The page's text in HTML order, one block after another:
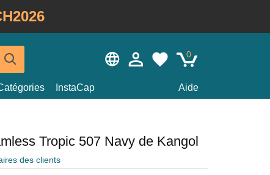
0
InstaCap Aide
Tropic 507 Navy de Kangol
des clients